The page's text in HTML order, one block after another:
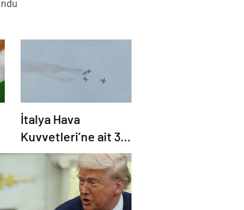
İtalya Hava
Kuvvetleri’ne ait 3
uçak eğitim
uçuşunda kaza